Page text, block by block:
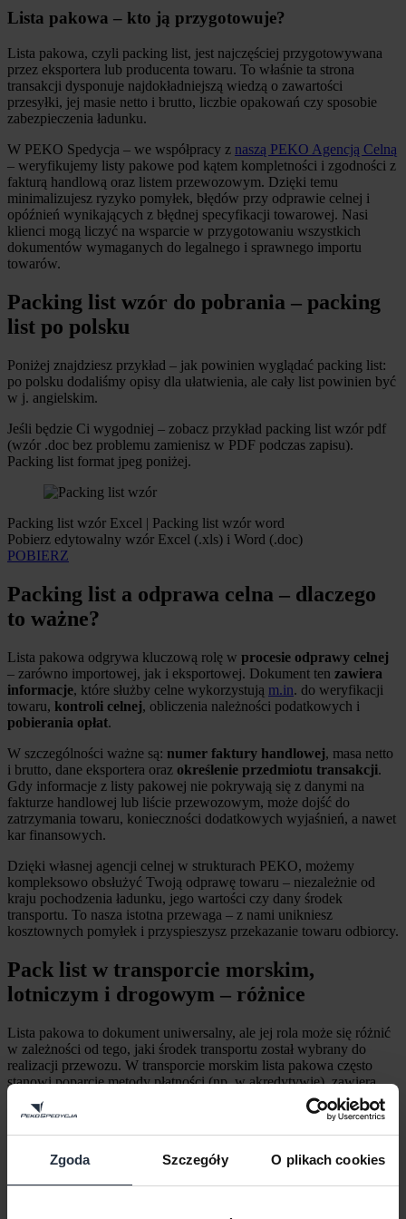
Zgoda Szczegóły O plikach cookies
Lista pakowa – kto ją przygotowuje?
Lista pakowa, czyli packing list, jest najczęściej przygotowywana
przez eksportera lub producenta towaru. To właśnie ta strona
transakcji dysponuje najdokładniejszą wiedzą o zawartości
przesyłki, jej masie netto i brutto, liczbie opakowań czy sposobie
zabezpieczenia ładunku.
W PEKO Spedycja – we współpracy z naszą PEKO Agencją Celną
– weryfikujemy listy pakowe pod kątem kompletności i zgodności z
fakturą handlową oraz listem przewozowym. Dzięki temu
minimalizujesz ryzyko pomyłek, błędów przy odprawie celnej i
opóźnień wynikających z błędnej specyfikacji towarowej. Nasi
klienci mogą liczyć na wsparcie w przygotowaniu wszystkich
dokumentów wymaganych do legalnego i sprawnego importu
towarów.
Packing list wzór do pobrania – packing
list po polsku
Poniżej znajdziesz przykład – jak powinien wyglądać packing list:
po polsku dodaliśmy opisy dla ułatwienia, ale cały list powinien być
w j. angielskim.
Jeśli będzie Ci wygodniej – zobacz przykład packing list wzór pdf
(wzór .doc bez problemu zamienisz w PDF podczas zapisu).
Packing list format jpeg poniżej.
Packing list wzór Excel | Packing list wzór word
Pobierz edytowalny wzór Excel (.xls) i Word (.doc)
POBIERZ
Packing list a odprawa celna – dlaczego
to ważne?
Lista pakowa odgrywa kluczową rolę w procesie odprawy celnej
– zarówno importowej, jak i eksportowej. Dokument ten zawiera
informacje, które służby celne wykorzystują m.in. do weryfikacji
towaru, kontroli celnej, obliczenia należności podatkowych i
pobierania opłat.
W szczególności ważne są: numer faktury handlowej, masa netto
i brutto, dane eksportera oraz określenie przedmiotu transakcji.
Gdy informacje z listy pakowej nie pokrywają się z danymi na
fakturze handlowej lub liście przewozowym, może dojść do
zatrzymania towaru, konieczności dodatkowych wyjaśnień, a nawet
kar finansowych.
Dzięki własnej agencji celnej w strukturach PEKO, możemy
kompleksowo obsłużyć Twoją odprawę towaru – niezależnie od
kraju pochodzenia ładunku, jego wartości czy dany środek
transportu. To nasza istotna przewaga – z nami unikniesz
kosztownych pomyłek i przyspieszysz przekazanie towaru odbiorcy.
Pack list w transporcie morskim,
lotniczym i drogowym – różnice
Lista pakowa to dokument uniwersalny, ale jej rola może się różnić
w zależności od tego, jaki środek transportu został wybrany do
realizacji przewozu. W transporcie morskim lista pakowa często
stanowi poparcie metody płatności (np. w akredytywie), zawiera
wartości towarów i pełni funkcję dokumentu pomocniczego przy
tworzeniu konosamentu (B/L). W transporcie lotniczym dokument